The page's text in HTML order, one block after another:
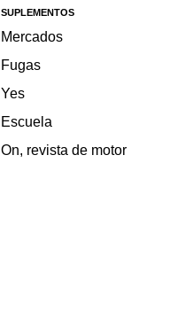
SUPLEMENTOS
Mercados
Fugas
Yes
Escuela
On, revista de motor